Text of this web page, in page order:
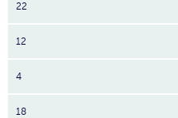
22
12
4
18